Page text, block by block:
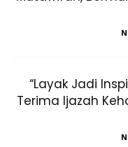
“Layak Jadi
Terima Ijazah